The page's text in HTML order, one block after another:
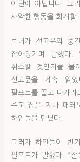
이단이 아닙니다. 그
사악한 행동을 회개할
보너가 선고문의 중
잡아당기며 말했다.
취소할 것인지를 물
선고문을 계속 읽
필포트를 끌고 나가라
주교 집을 지나 패터
하인들을 만났다.
그러자 하인들이 반
필포트가 말했다. “